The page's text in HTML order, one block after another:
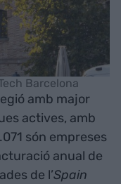
Barcelona
amb major
actives, amb
són empreses
anual de
de l’Spain